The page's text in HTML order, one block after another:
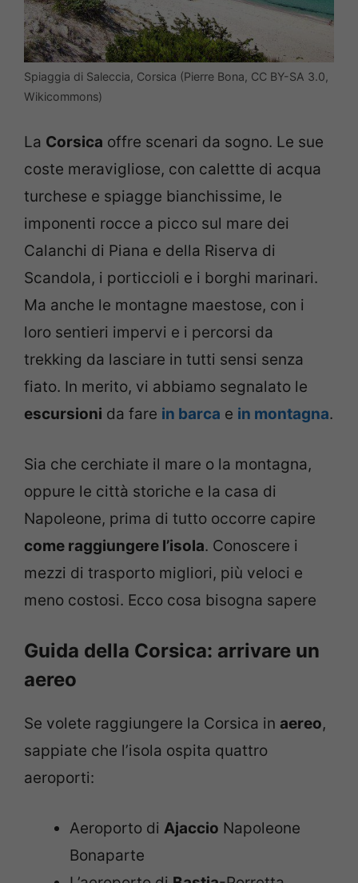
Spiaggia di Saleccia, Corsica (Pierre Bona, CC BY-SA 3.0,
Wikicommons)
La Corsica offre scenari da sogno. Le sue
coste meravigliose, con calettte di acqua
turchese e spiagge bianchissime, le
imponenti rocce a picco sul mare dei
Calanchi di Piana e della Riserva di
Scandola, i porticcioli e i borghi marinari.
Ma anche le montagne maestose, con i
loro sentieri impervi e i percorsi da
trekking da lasciare in tutti sensi senza
fiato. In merito, vi abbiamo segnalato le
escursioni da fare in barca e in montagna.
Sia che cerchiate il mare o la montagna,
oppure le città storiche e la casa di
Napoleone, prima di tutto occorre capire
come raggiungere l’isola. Conoscere i
mezzi di trasporto migliori, più veloci e
meno costosi. Ecco cosa bisogna sapere
Guida della Corsica: arrivare un
aereo
Se volete raggiungere la Corsica in aereo,
sappiate che l’isola ospita quattro
aeroporti:
Aeroporto di Ajaccio Napoleone
Bonaparte